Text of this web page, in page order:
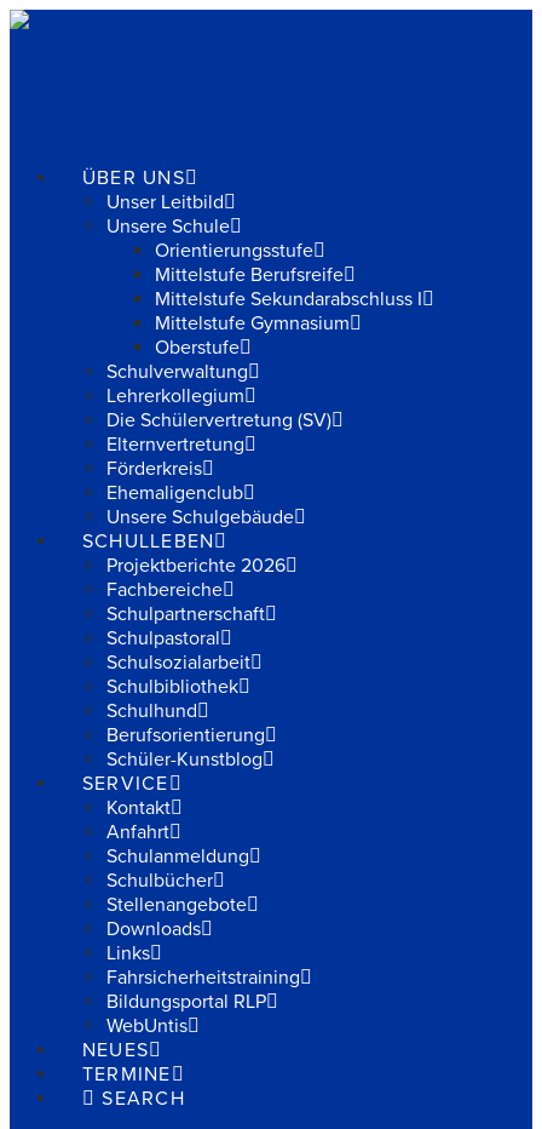
ÜBER UNS
Unser Leitbild
Unsere Schule
Orientierungsstufe
Mittelstufe Berufsreife
Mittelstufe Sekundarabschluss I
Mittelstufe Gymnasium
Oberstufe
Schulverwaltung
Lehrerkollegium
Die Schülervertretung (SV)
Elternvertretung
Förderkreis
Ehemaligenclub
Unsere Schulgebäude
SCHULLEBEN
Projektberichte 2026
Fachbereiche
Schulpartnerschaft
Schulpastoral
Schulsozialarbeit
Schulbibliothek
Schulhund
Berufsorientierung
Schüler-Kunstblog
SERVICE
Kontakt
Anfahrt
Schulanmeldung
Schulbücher
Stellenangebote
Downloads
Links
Fahrsicherheitstraining
Bildungsportal RLP
WebUntis
NEUES
TERMINE
SEARCH